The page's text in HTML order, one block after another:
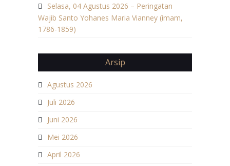
Selasa, 04 Agustus 2026 – Peringatan
Wajib Santo Yohanes Maria Vianney (imam,
1786-1859)
Arsip
Agustus 2026
Juli 2026
Juni 2026
Mei 2026
April 2026